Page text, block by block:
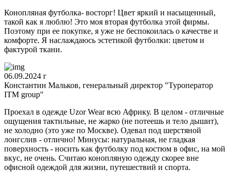
Конопляная футболка- восторг! Цвет яркий и насыщенный,
такой как я люблю! Это моя вторая футболка этой фирмы.
Поэтому при ее покупке, я уже не беспокоилась о качестве и
комфорте. Я наслаждаюсь эстетикой футболки: цветом и
фактурой ткани.
06.09.2024 г
Константин Мальков, генеральный директор "Туроператор
ITM group"
Проехал в одежде Uzor Wear всю Африку. В целом - отличные
ощущения тактильные, не жарко (не потеешь и тело дышит),
не холодно (это уже по Москве). Одевал под шерстяной
лонгслив - отлично! Минусы: натуральная, не гладкая
поверхность - носить как футболку под костюм в офис, на мой
вкус, не очень. Считаю конопляную одежду скорее вне
офисной одеждой для жизни, путешествий и спорта.